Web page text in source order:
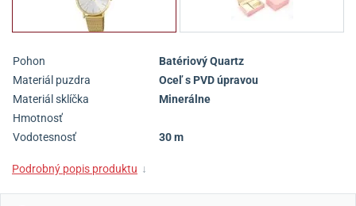
Pohon
Batériový Quartz
Materiál puzdra
Oceľ s PVD úpravou
Materiál sklíčka
Minerálne
Hmotnosť
Vodotesnosť
30 m
Podrobný popis produktu ↓